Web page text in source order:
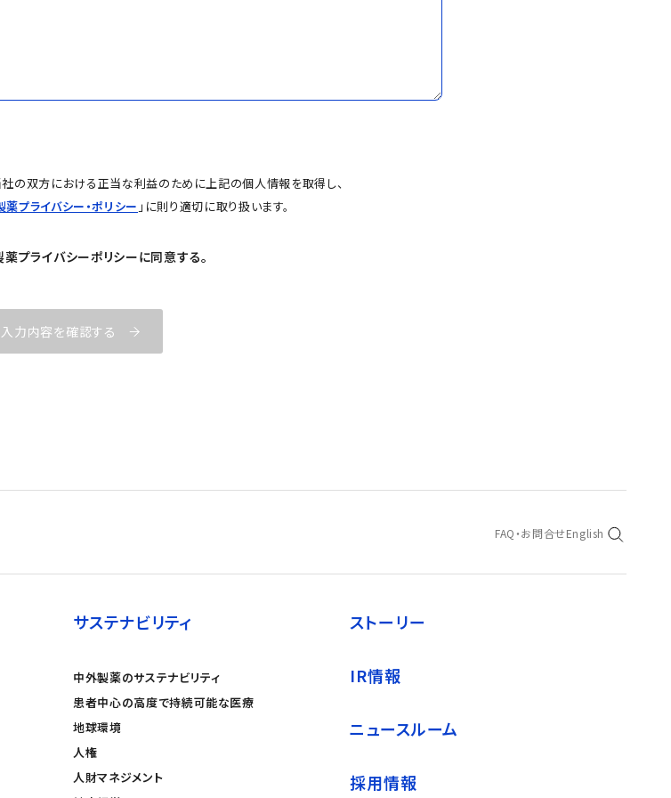
社の双方における正当な利益のために上記の個人情報を取得し、
薬プライバシー・ポリシー 」に則り適切に取り扱います。
プライバシーポリシーに同意する。
入力内容を確認する
FAQ・お問合せEnglish
サステナビリティ
中外製薬のサステナビリティ
患者中心の高度で持続可能な医療
地球環境
人権
人財マネジメント
ストーリー
IR情報
ニュースルーム
採用情報